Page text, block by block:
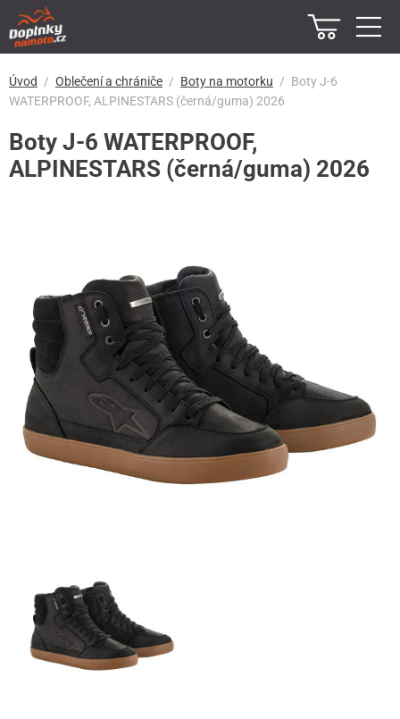
Úvod Oblečení a chrániče Boty na motorku
Boty J-6
WATERPROOF, ALPINESTARS (černá/guma) 2026
Boty J-6 WATERPROOF,
ALPINESTARS (černá/guma) 2026